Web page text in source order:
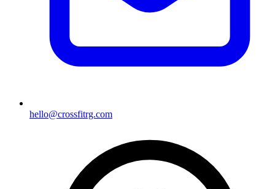
hello@crossfitrg.com